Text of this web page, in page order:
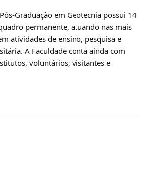
Graduação em Geotecnia possui 14
permanente, atuando nas mais
atividades de ensino, pesquisa e
A Faculdade conta ainda com
voluntários, visitantes e